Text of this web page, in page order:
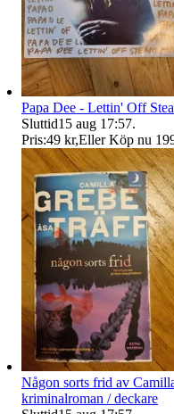
Papa Dee - Lettin' Off
Sluttid15 aug 17:57.
Pris:49 kr,Eller Köp nu
Någon sorts frid av
kriminalroman / deckare